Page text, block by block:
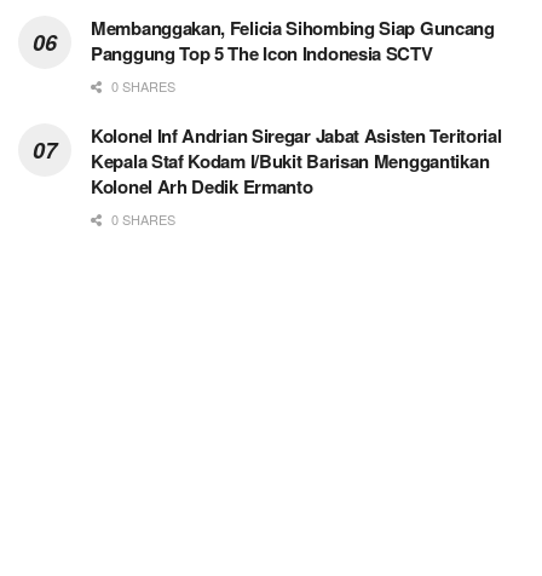
Membanggakan, Felicia Sihombing Siap Guncang
Panggung Top 5 The Icon Indonesia SCTV
0 SHARES
Kolonel Inf Andrian Siregar Jabat Asisten Teritorial
Kepala Staf Kodam I/Bukit Barisan Menggantikan
Kolonel Arh Dedik Ermanto
0 SHARES